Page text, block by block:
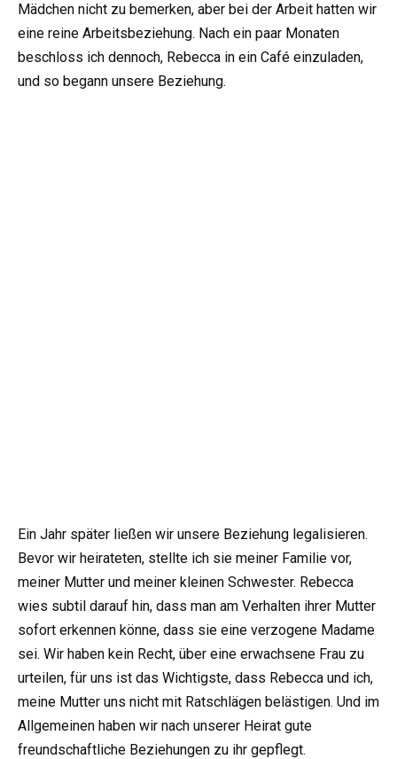
Mädchen nicht zu bemerken, aber bei der Arbeit hatten wir
eine reine Arbeitsbeziehung. Nach ein paar Monaten
beschloss ich dennoch, Rebecca in ein Café einzuladen,
und so begann unsere Beziehung.
Ein Jahr später ließen wir unsere Beziehung legalisieren.
Bevor wir heirateten, stellte ich sie meiner Familie vor,
meiner Mutter und meiner kleinen Schwester. Rebecca
wies subtil darauf hin, dass man am Verhalten ihrer Mutter
sofort erkennen könne, dass sie eine verzogene Madame
sei. Wir haben kein Recht, über eine erwachsene Frau zu
urteilen, für uns ist das Wichtigste, dass Rebecca und ich,
meine Mutter uns nicht mit Ratschlägen belästigen. Und im
Allgemeinen haben wir nach unserer Heirat gute
freundschaftliche Beziehungen zu ihr gepflegt.